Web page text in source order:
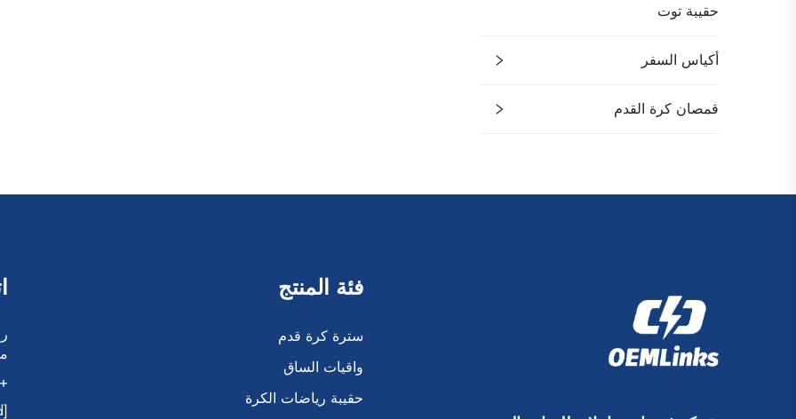
حقيبة توت
أكياس السفر
قمصان كرة القدم
فئة المنتج
سترة كرة قدم
واقيات الساق
حقيبة رياضات الكرة
+86-138 5042 6917
[email protected]